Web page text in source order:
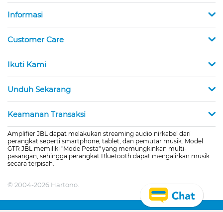
Informasi
Customer Care
Ikuti Kami
Unduh Sekarang
Keamanan Transaksi
Amplifier JBL dapat melakukan streaming audio nirkabel dari
perangkat seperti smartphone, tablet, dan pemutar musik. Model
GTR JBL memiliki "Mode Pesta" yang memungkinkan multi-
pasangan, sehingga perangkat Bluetooth dapat mengalirkan musik
secara terpisah.
© 2004-2026 Hartono.